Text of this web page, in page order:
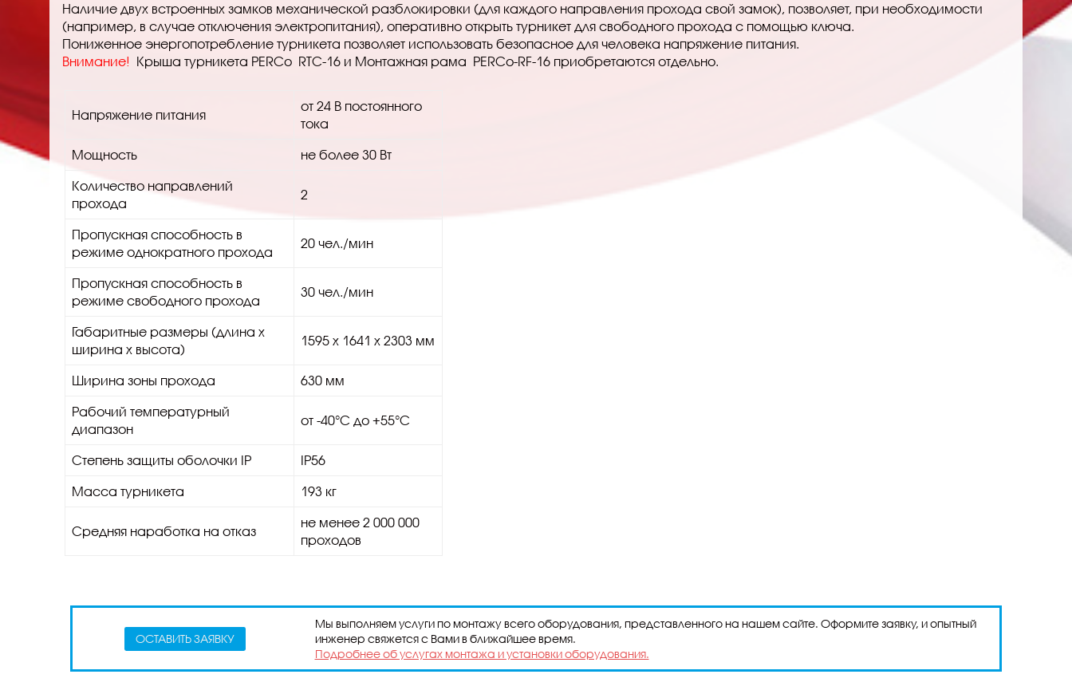
Наличие двух встроенных замков механической разблокировки (для каждого направления прохода свой замок), позволяет, при необходимости
(например, в случае отключения электропитания), оперативно открыть турникет для свободного прохода с помощью ключа.
Пониженное энергопотребление турникета позволяет использовать безопасное для человека напряжение питания.
Внимание! Крыша турникета PERCo RTС-16 и Монтажная рама PERCo-RF-16 приобретаются отдельно.
Напряжение питания
от 24 В постоянного
тока
Мощность не более 30 Вт
Количество направлений
прохода
2
Пропускная способность в
режиме однократного прохода
20 чел./мин
Пропускная способность в
режиме свободного прохода
30 чел./мин
Габаритные размеры (длина х
ширина х высота)
1595 х 1641 х 2303 мм
Ширина зоны прохода 630 мм
Рабочий температурный
диапазон
от -40°C до +55°C
Степень защиты оболочки IP IP56
Масса турникета 193 кг
Средняя наработка на отказ
не менее 2 000 000
проходов
ОСТАВИТЬ ЗАЯВКУ
Мы выполняем услуги по монтажу всего оборудования, представленного на нашем сайте. Оформите заявку, и опытный
инженер свяжется с Вами в ближайшее время.
Подробнее об услугах монтажа и установки оборудования.